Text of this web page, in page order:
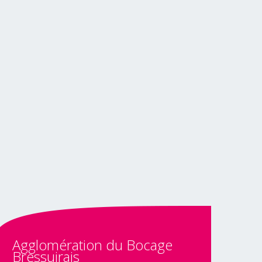
Agglomération du Bocage
Bressuirais